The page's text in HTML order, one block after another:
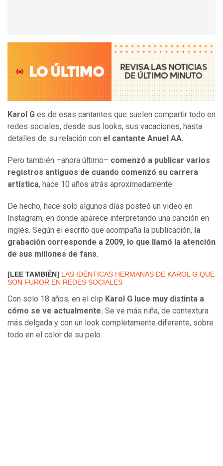
Karol G es de esas cantantes que suelen compartir todo en
redes sociales, desde sus looks, sus vacaciones, hasta
detalles de su relación con el cantante Anuel AA.
Pero también –ahora último– comenzó a publicar varios
registros antiguos de cuando comenzó su carrera
artística, hace 10 años atrás aproximadamente.
De hecho, hace solo algunos días posteó un video en
Instagram, en donde aparece interpretando una canción en
inglés. Según el escrito que acompaña la publicación, la
grabación corresponde a 2009, lo que llamó la atención
de sus millones de fans.
[LEE TAMBIÉN] LAS IDÉNTICAS HERMANAS DE KAROL G QUE
SON FUROR EN REDES SOCIALES
Con solo 18 años, en el clip Karol G luce muy distinta a
cómo se ve actualmente. Se ve más niña, de contextura
más delgada y con un look completamente diferente, sobre
todo en el color de su pelo.